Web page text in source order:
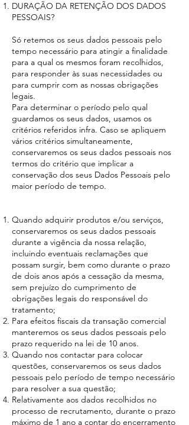
DURAÇÃO DA RETENÇÃO DOS DADOS
PESSOAIS?
Só retemos os seus dados pessoais pelo
tempo necessário para atingir a finalidade
para a qual os mesmos foram recolhidos,
para responder às suas necessidades ou
para cumprir com as nossas obrigações
legais.
Para determinar o período pelo qual
guardamos os seus dados, usamos os
critérios referidos infra. Caso se apliquem
vários critérios simultaneamente,
conservaremos os seus dados pessoais nos
termos do critério que implicar a
conservação dos seus Dados Pessoais pelo
maior período de tempo.
Quando adquirir produtos e/ou serviços,
conservaremos os seus dados pessoais
durante a vigência da nossa relação,
incluindo eventuais reclamações que
possam surgir, bem como durante o prazo
de dois anos após a cessação da mesma,
sem prejuízo do cumprimento de
obrigações legais do responsável do
tratamento;
Para efeitos fiscais da transação comercial
manteremos os seus dados pessoais pelo
prazo requerido na lei de 10 anos.
Quando nos contactar para colocar
questões, conservaremos os seus dados
pessoais pelo período de tempo necessário
para resolver a sua questão;
Relativamente aos dados recolhidos no
processo de recrutamento, durante o prazo
máximo de 1 ano a contar do encerramento